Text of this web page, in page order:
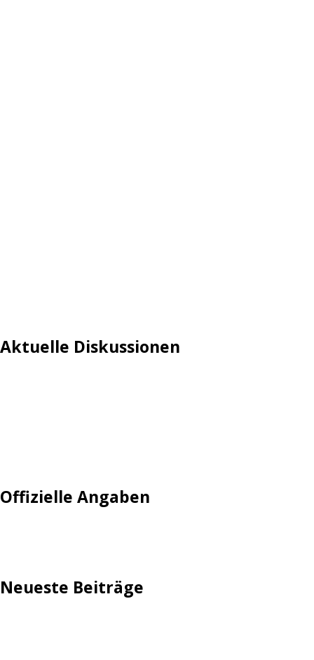
Aktuelle Diskussionen
Offizielle Angaben
Neueste Beiträge